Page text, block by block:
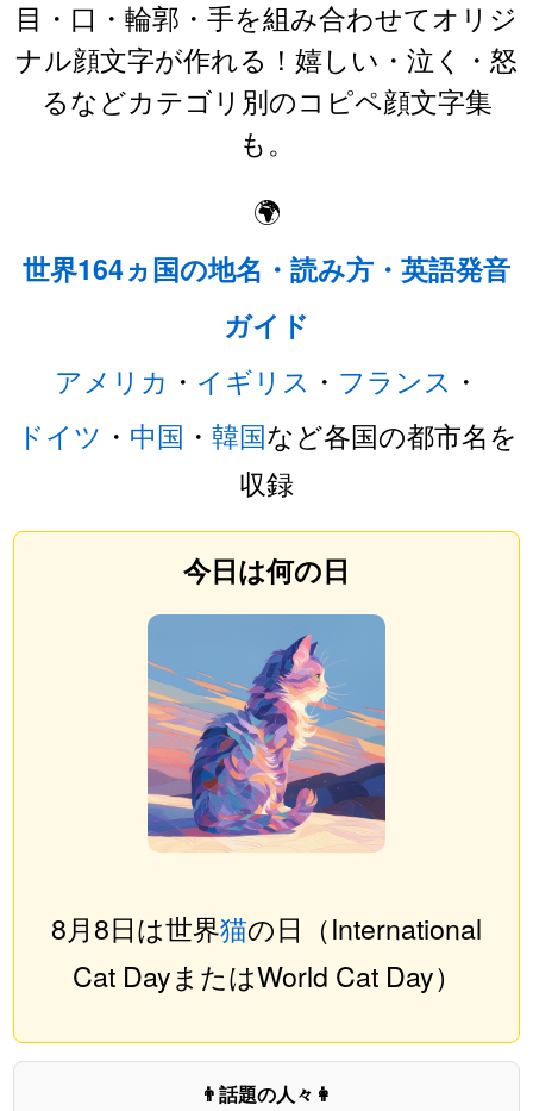
目・口・輪郭・手を組み合わせてオリジ
ナル顔文字が作れる！嬉しい・泣く・怒
るなどカテゴリ別のコピペ顔文字集
も。
🌍
世界164ヵ国の地名・読み方・英語発音
ガイド
アメリカ ・ イギリス ・ フランス ・
ドイツ ・ 中国 ・ 韓国など各国の都市名を
収録
今日は何の日
8月8日は世界猫の日（International
Cat DayまたはWorld Cat Day）
👨話題の人々👩